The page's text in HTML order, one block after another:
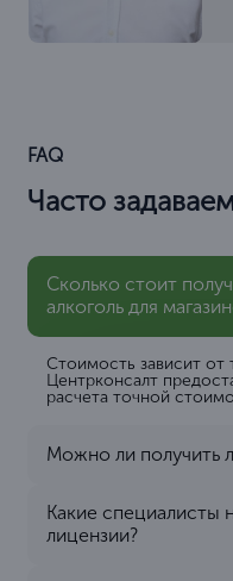
FAQ
Часто
Сколько стоит
алкоголь для
Стоимость зависит от
Центрконсалт
расчета точной
Можно ли получить
Какие специалисты
лицензии?